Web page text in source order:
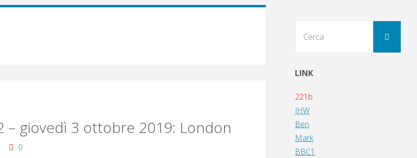
– giovedì 3 ottobre 2019: London
0
Cerca
LINK
221b
JHW
Ben
Mark
BBC1